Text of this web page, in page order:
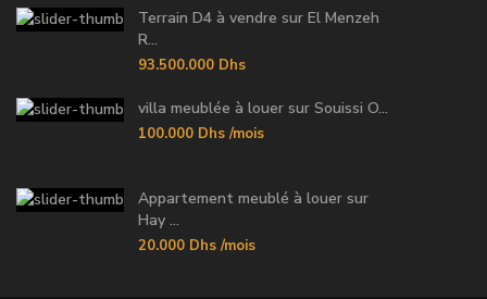
Terrain D4 à vendre sur El Menzeh
R...
93.500.000 Dhs
villa meublée à louer sur Souissi O...
100.000 Dhs /mois
Appartement meublé à louer sur
Hay ...
20.000 Dhs /mois